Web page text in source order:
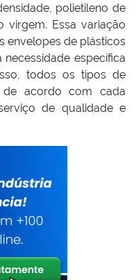
polietileno de
virgem. Essa variação
envelopes de plásticos
específica
todos os tipos de
de acordo com cada
de qualidade e